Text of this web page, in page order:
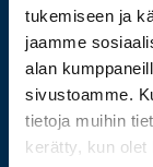
tukemiseen ja
jaamme
alan
sivustoamme.
tietoja muihin
kerätty, kun olet